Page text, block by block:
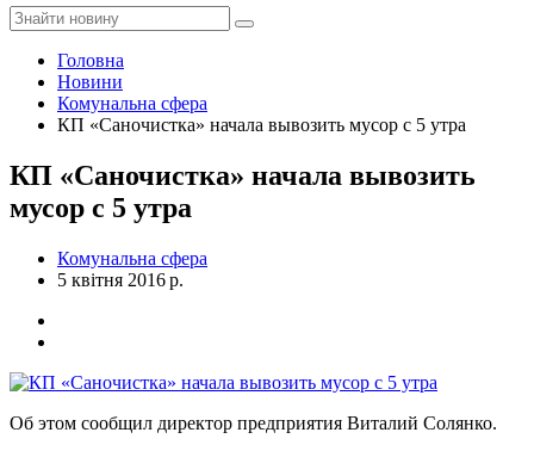
Головна
Новини
Комунальна сфера
КП «Саночистка» начала вывозить мусор с 5 утра
КП «Саночистка» начала вывозить
мусор с 5 утра
Комунальна сфера
5 квітня 2016 р.
Об этом сообщил директор предприятия Виталий Солянко.